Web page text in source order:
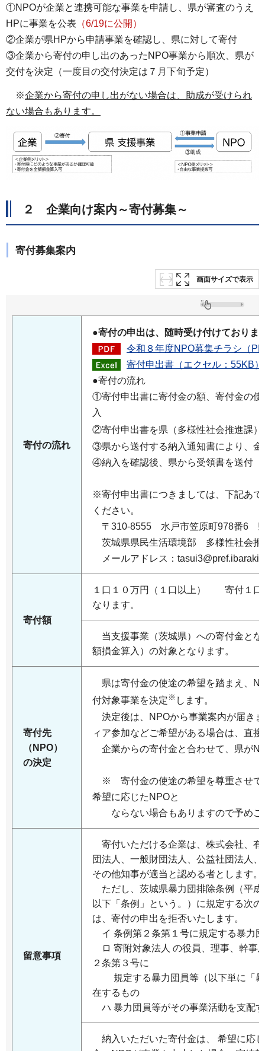
①NPOが企業と連携可能な事業を申請し、県が審査のうえ
HPに事業を公表 （6/19に公開）
②企業が県HPから申請事業を確認し、県に対して寄付
③企業から寄付の申し出のあったNPO事業から順次、県が
交付を決定（一度目の交付決定は７月下旬予定）
※企業から寄付の申し出がない場合は、助成が受けられ
ない場合もあります。
２ 企業向け案内～寄付募集～
寄付募集案内
画面サイズで表示
寄付の流れ
●寄付の申出は、随時受け付けておりま
令和８年度NPO募集チラシ（
寄付申出書（エクセル：55KB）
●寄付の流れ
①寄付申出書に寄付金の額、寄付金の
入
②寄付申出書を県（多様性社会推進課）
③県から送付する納入通知書により、金
④納入を確認後、県から受領書を送付
※寄付申出書につきましては、下記あ
ください。
〒310-8555 水戸市笠原町978番6
茨城県県民生活環境部 多様性社会
メールアドレス：
寄付額
１口１０万円（１口以上） 寄付１口
なります。
当支援事業（茨城県）への寄付金と
額損金算入）の対象となります。
寄付先
（NPO）
の決定
県は寄付金の使途の希望を踏まえ、
付対象事業を決定 ※ します。
決定後は、NPOから事業案内が届き
ィア参加などご希望がある場合は、直
企業からの寄付金と合わせて、県が
※ 寄付金の使途の希望を尊重させて
希望に応じたNPOと
ならない場合もありますので予めご
留意事項
寄付いただける企業は、株式会社、
団法人、一般財団法人、公益社団法人
その他知事が適当と認める者とします
ただし、茨城県暴力団排除条例（平成
以下「条例」という。）に規定する次
は、寄付の申出を拒否いたします。
イ 条例第２条第１号に規定する暴力団
ロ 寄附対象法人 の役員、理事、幹事
２条第３号に
規定する暴力団員等（以下単に「暴
在するもの
ハ 暴力団員等がその事業活動を支配
納入いただいた寄付金は、 希望に応